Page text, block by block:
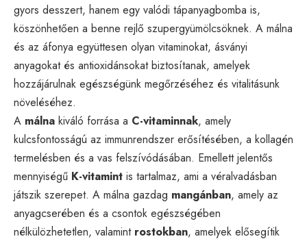
gyors desszert, hanem egy valódi tápanyagbomba is,
köszönhetően a benne rejlő szupergyümölcsöknek. A málna
és az áfonya együttesen olyan vitaminokat, ásványi
anyagokat és antioxidánsokat biztosítanak, amelyek
hozzájárulnak egészségünk megőrzéséhez és vitalitásunk
növeléséhez.
A málna kiváló forrása a C-vitaminnak, amely
kulcsfontosságú az immunrendszer erősítésében, a kollagén
termelésben és a vas felszívódásában. Emellett jelentős
mennyiségű K-vitamint is tartalmaz, ami a véralvadásban
játszik szerepet. A málna gazdag mangánban, amely az
anyagcserében és a csontok egészségében
nélkülözhetetlen, valamint rostokban, amelyek elősegítik